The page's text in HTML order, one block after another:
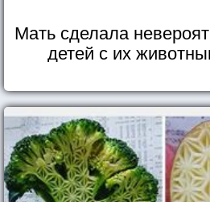
Мать сделала
детей с их